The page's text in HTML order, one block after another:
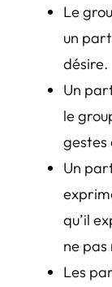
Le
un
désire.
Un
le
gestes
Un
qu’il
ne
Les